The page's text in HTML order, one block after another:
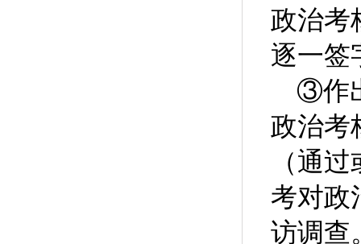
政治考
逐一签
③作
政治考
（通
考对政
访调查